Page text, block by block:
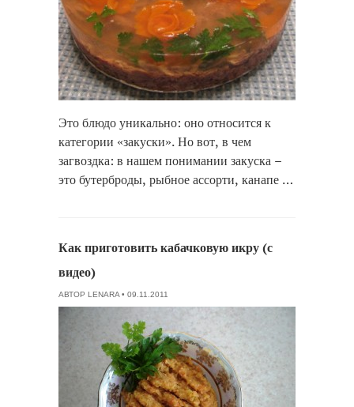
Это блюдо уникально: оно относится к
категории «закуски». Но вот, в чем
загвоздка: в нашем понимании закуска –
это бутерброды, рыбное ассорти, канапе …
Как приготовить кабачковую икру (с
видео)
АВТОР LENARA• 09.11.2011